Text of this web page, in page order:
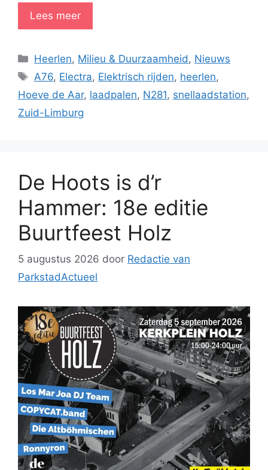
Lees meer
Categorieën
Heerlen, Milieu & Duurzaamheid , Nieuws
Tags
A76, Electra, Elektrisch rijden, heerlen,
Hoeve de Aar, laadpalen, N281, snellaadstation,
Zuid-Limburg
De Hoots is d’r
Hammer: 18e editie
Buurtfeest Holz
5 augustus 2026 door Redactie van
ParkstadActueel